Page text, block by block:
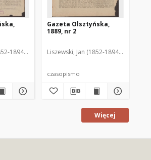
1894). Red.
Gazeta Olsztyńska,
1889, nr 2
Liszewski, Jan (1852-1894). Red.
czasopismo
Więcej